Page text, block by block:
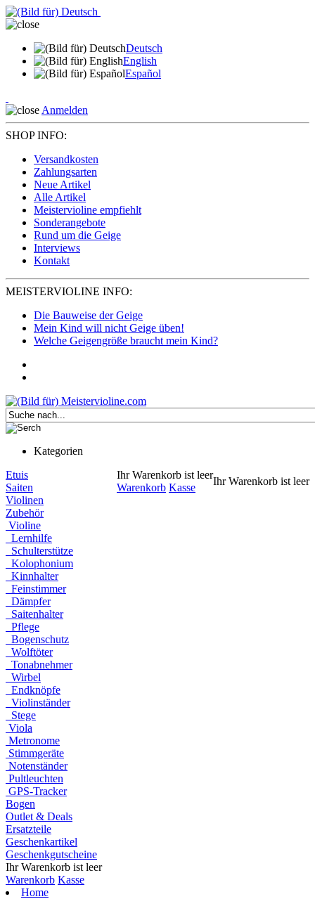
Deutsch
English
Español
Anmelden
SHOP INFO:
Versandkosten
Zahlungsarten
Neue Artikel
Alle Artikel
Meistervioline empfiehlt
Sonderangebote
Rund um die Geige
Interviews
Kontakt
MEISTERVIOLINE INFO:
Die Bauweise der Geige
Mein Kind will nicht Geige üben!
Welche Geigengröße braucht mein Kind?
Kategorien
Ihr Warenkorb ist leer
Warenkorb Kasse
Ihr Warenkorb ist leer
Etuis
Saiten
Violinen
Zubehör
Violine
Lernhilfe
Schulterstütze
Kolophonium
Kinnhalter
Feinstimmer
Dämpfer
Saitenhalter
Pflege
Bogenschutz
Wolftöter
Tonabnehmer
Wirbel
Endknöpfe
Violinständer
Stege
Viola
Metronome
Stimmgeräte
Notenständer
Pultleuchten
GPS-Tracker
Bogen
Outlet & Deals
Ersatzteile
Geschenkartikel
Geschenkgutscheine
Ihr Warenkorb ist leer
Warenkorb Kasse
Home